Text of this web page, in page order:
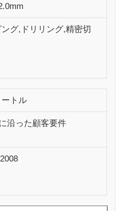
フィール
ロファイル
出
アクセサリー
ファイル
ング,ドリリング,精密切
トル
沿った顧客要件